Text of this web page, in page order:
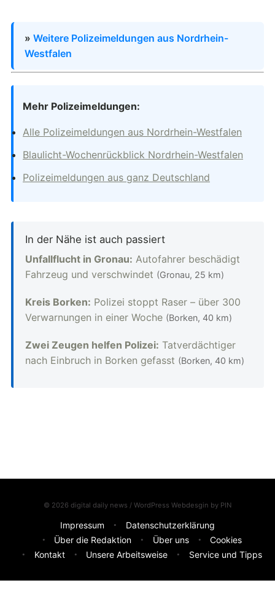
» Weitere Polizeimeldungen aus Nordrhein-
Westfalen
Mehr Polizeimeldungen:
Alle Polizeimeldungen aus Nordrhein-Westfalen
Blaulicht-Wochenrückblick Nordrhein-Westfalen
Polizeimeldungen aus ganz Deutschland
In der Nähe ist auch passiert
Unfallflucht in Gronau: Autofahrer beschädigt
Fahrzeug und verschwindet (Gronau, 25 km)
Kreis Borken: Polizei stoppt Raser – über 300
Verwarnungen in einer Woche (Borken, 40 km)
Zwei Zeugen helfen Polizei: Tatverdächtiger
nach Einbruch in Borken gefasst (Borken, 40 km)
© 2026 digital daily news / WordPress Webdesgin by PIN
Impressum
Datenschutzerklärung
Über die Redaktion
Über uns
Cookies
Kontakt
Unsere Arbeitsweise Service und Tipps